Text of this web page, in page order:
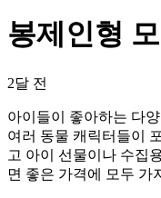
봉제인형
2달 전
아이들이 좋아하는 다
여러 동물 캐릭터들이
고 아이 선물이나 수집
면 좋은 가격에 모두 가